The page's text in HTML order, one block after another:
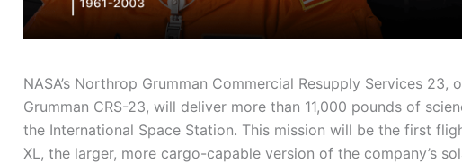
NASA’s Northrop Grumman Commercial Resupply Services 23,
Grumman CRS-23, will deliver more than 11,000 pounds of
the International Space Station. This mission will be the first
XL, the larger, more cargo-capable version of the company’s